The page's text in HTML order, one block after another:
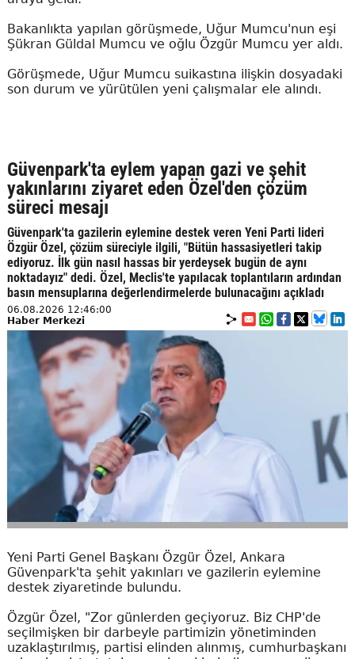
Bakanlıkta yapılan görüşmede, Uğur Mumcu'nun eşi
Şükran Güldal Mumcu ve oğlu Özgür Mumcu yer aldı.
Görüşmede, Uğur Mumcu suikastına ilişkin dosyadaki
son durum ve yürütülen yeni çalışmalar ele alındı.
Güvenpark'ta eylem yapan gazi ve şehit
yakınlarını ziyaret eden Özel'den çözüm
süreci mesajı
Güvenpark'ta gazilerin eylemine destek veren Yeni Parti lideri
Özgür Özel, çözüm süreciyle ilgili, "Bütün hassasiyetleri takip
ediyoruz. İlk gün nasıl hassas bir yerdeysek bugün de aynı
noktadayız" dedi. Özel, Meclis'te yapılacak toplantıların ardından
basın mensuplarına değerlendirmelerde bulunacağını açıkladı
06.08.2026 12:46:00
Haber Merkezi
Yeni Parti Genel Başkanı Özgür Özel, Ankara
Güvenpark'ta şehit yakınları ve gazilerin eylemine
destek ziyaretinde bulundu.
Özgür Özel, "Zor günlerden geçiyoruz. Biz CHP'de
seçilmişken bir darbeyle partimizin yönetiminden
uzaklaştırılmış, partisi elinden alınmış, cumhurbaşkanı